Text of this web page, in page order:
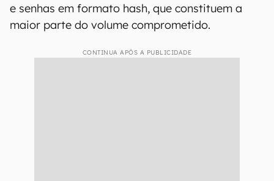
e senhas em formato hash, que constituem a
maior parte do volume comprometido.
CONTINUA APÓS A PUBLICIDADE